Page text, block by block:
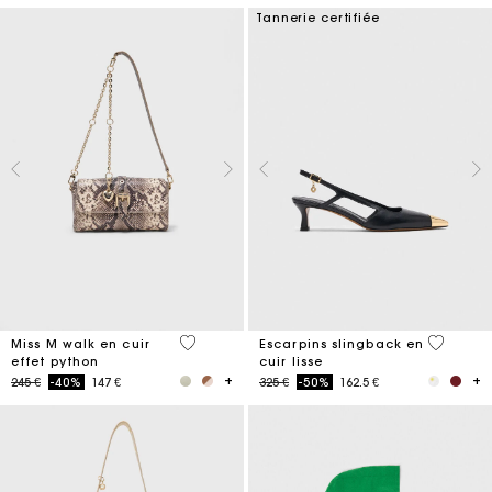
Miss M walk en cuir
effet python
Price reduced from
245 €to-40% 147 €
5 out of 5 Customer Rating
Tannerie certifiée
Escarpins slingback en
cuir lisse
Price reduced from
325 €to-50% 162.5 €
3,7 out